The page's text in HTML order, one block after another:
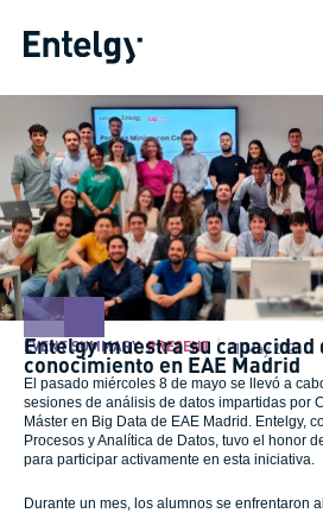
EVENT SUMMARY,PRESENT 21 May 2024
Entelgy muestra su capacidad
conocimiento en EAE Madrid
El pasado miércoles 8 de mayo se llevó a
sesiones de análisis de datos impartidas por
Máster en Big Data de EAE Madrid. Entelgy,
Procesos y Analítica de Datos, tuvo el honor
para participar activamente en esta iniciativa.
Durante un mes, los alumnos se enfrentaron